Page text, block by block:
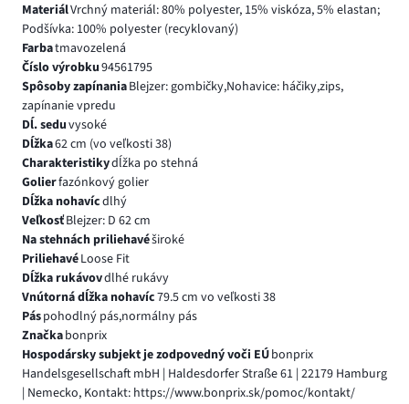
MateriálVrchný materiál: 80% polyester, 15% viskóza, 5% elastan;
Podšívka: 100% polyester (recyklovaný)
Farbatmavozelená
Číslo výrobku94561795
Spôsoby zapínaniaBlejzer: gombičky,Nohavice: háčiky,zips,
zapínanie vpredu
Dĺ. seduvysoké
Dĺžka62 cm (vo veľkosti 38)
Charakteristikydĺžka po stehná
Golierfazónkový golier
Dĺžka nohavícdlhý
VeľkosťBlejzer: D 62 cm
Na stehnách priliehavéširoké
PriliehavéLoose Fit
Dĺžka rukávovdlhé rukávy
Vnútorná dĺžka nohavíc79.5 cm vo veľkosti 38
Páspohodlný pás,normálny pás
Značkabonprix
Hospodársky subjekt je zodpovedný voči EÚbonprix
Handelsgesellschaft mbH | Haldesdorfer Straße 61 | 22179 Hamburg
| Nemecko, Kontakt: https://www.bonprix.sk/pomoc/kontakt/